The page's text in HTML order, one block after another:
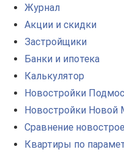
Журнал
Акции и скидки
Застройщики
Банки и ипотека
Калькулятор
Новостройки
Новостройки Новой
Сравнение
Квартиры по